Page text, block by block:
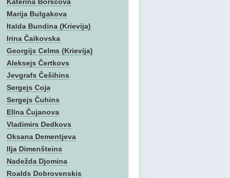
Marija Bulgakova
Itaīda Bundina (Krievija)
Irina Čaikovska
Georgijs Celms (Krievija)
Aleksejs Čertkovs
Jevgrafs Češihins
Sergejs Coja
Sergejs Čuhins
Elīna Čujanova
Vladimirs Dedkovs
Oksana Dementjeva
Ilja Dimenšteins
Nadežda Djomina
Roalds Dobrovenskis